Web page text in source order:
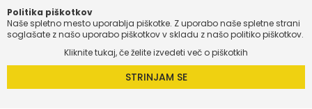
Politika piškotkov
Naše spletno mesto uporablja piškotke. Z uporabo naše spletne strani
soglašate z našo uporabo piškotkov v skladu z našo politiko piškotkov.
Kliknite tukaj, če želite izvedeti več o piškotkih
STRINJAM SE